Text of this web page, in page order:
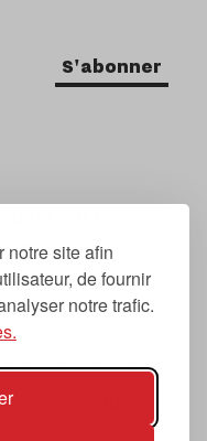
notre site afin
de fournir
notre trafic.
S'abonner
sur la
dont la
», « suivant
du
tendances
la musique
hop, et des